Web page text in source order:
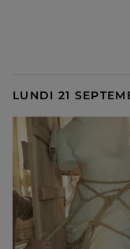
LUNDI 21